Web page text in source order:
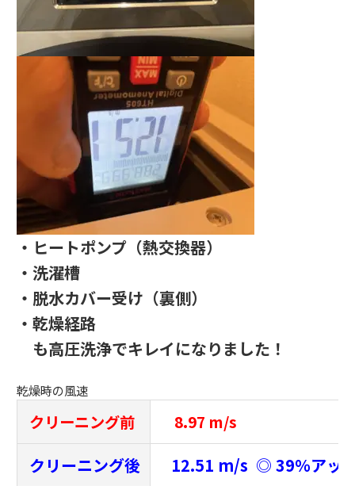
・ヒートポンプ（熱交換器）
・洗濯槽
・脱水カバー受け（裏側）
・乾燥経路
も高圧洗浄でキレイになりました！
乾燥時の風速
クリーニング前 8.97 m/s
クリーニング後 12.51 m/s ◎ 39％アッ